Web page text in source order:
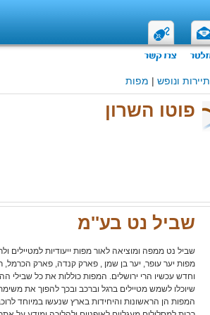
תיירות ונופש | מפות
פוטו השרון
שביל נט בע''מ
שביל נט ממפה ומוציאה לאור מפות ייעודיות למטיילים
מפות יער עופר, יער בן שמן , פארק קנדה, פארק
וחדש עכשיו הרי ירושלים. המפות כוללות את כל שבילי
שיוכלו לשמש מטיילים ברגל וברכב ובכך להפוך את
המפות הן הראשונות והיחידות בארץ שנעשו במיוחד